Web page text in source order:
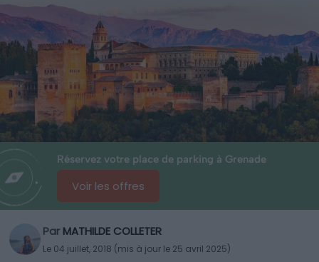
Réservez votre place de parking à Grenade
Voir les offres
Par MATHILDE COLLETER
Le 04 juillet, 2018 (mis à jour le 25 avril 2025)